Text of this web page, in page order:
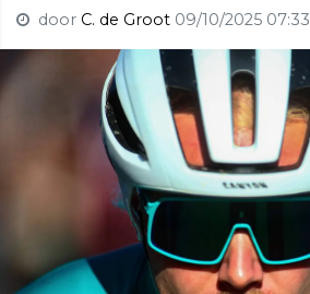
door C. de Groot 09/10/2025 07:33